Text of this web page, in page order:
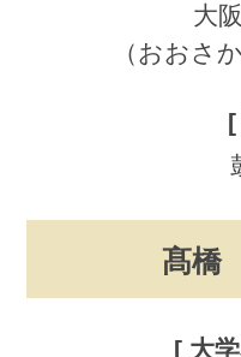
大
（おおさ
髙橋